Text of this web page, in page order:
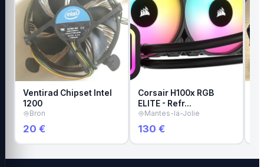
Ventirad Chipset Intel
1200
Bron
20 €
Corsair H100x RGB
ELITE - Refr…
Mantes-la-Jolie
130 €